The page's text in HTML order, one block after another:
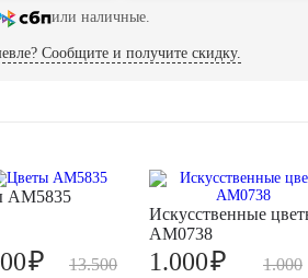
или наличные.
Сообщите и получите скидку.
AM5835
13.500
₽
Искусственные
AM0738
1.000
1.000₽